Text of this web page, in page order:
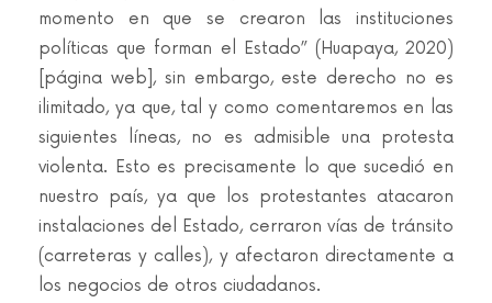
momento en que se crearon las instituciones
políticas que forman el Estado” (Huapaya, 2020)
[página web], sin embargo, este derecho no es
ilimitado, ya que, tal y como comentaremos en las
siguientes líneas, no es admisible una protesta
violenta. Esto es precisamente lo que sucedió en
nuestro país, ya que los protestantes atacaron
instalaciones del Estado, cerraron vías de tránsito
(carreteras y calles), y afectaron directamente a
los negocios de otros ciudadanos.